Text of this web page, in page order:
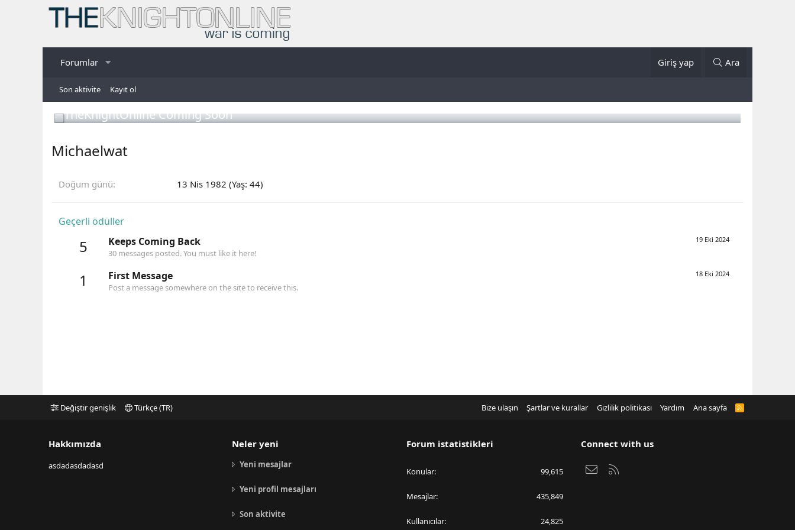
Forumlar Giriş yap Ara
Son aktivite Kayıt ol
TheKnightOnline Coming Soon
Michaelwat
Doğum günü 13 Nis 1982 (Yaş: 44)
Geçerli ödüller
5 19 Eki 2024
Keeps Coming Back
30 messages posted. You must like it here!
1 18 Eki 2024
First Message
Post a message somewhere on the site to receive this.
Değiştir genişlik Türkçe (TR) Bize ulaşın Şartlar ve kurallar Gizlilik politikası Yardım Ana sayfa
R
Hakkımızda
asdadasdadasd
Neler yeni
Yeni mesajlar
Yeni profil mesajları
Son aktivite
Forum istatistikleri
Konular 99,615
Mesajlar 435,849
Kullanıcılar 24,825
Connect with us
Bize ulaşın